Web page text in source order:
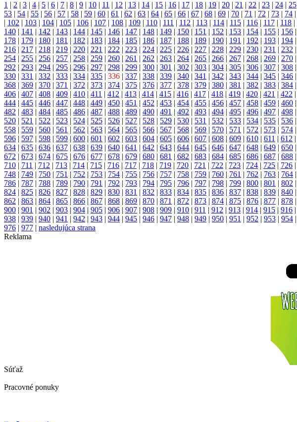
1 | 2 | 3 | 4 | 5 | 6 | 7 | 8 | 9 | 10 | 11 | 12 | 13 | 14 | 15 | 16 | 17 | 18 | 19 | 20 | 21 | 22 | 23 | 24 | 25
53 | 54 | 55 | 56 | 57 | 58 | 59 | 60 | 61 | 62 | 63 | 64 | 65 | 66 | 67 | 68 | 69 | 70 | 71 | 72 | 73 | 74 |
| 102 | 103 | 104 | 105 | 106 | 107 | 108 | 109 | 110 | 111 | 112 | 113 | 114 | 115 | 116 | 117 | 118 |
140 | 141 | 142 | 143 | 144 | 145 | 146 | 147 | 148 | 149 | 150 | 151 | 152 | 153 | 154 | 155 | 156 |
178 | 179 | 180 | 181 | 182 | 183 | 184 | 185 | 186 | 187 | 188 | 189 | 190 | 191 | 192 | 193 | 194 |
216 | 217 | 218 | 219 | 220 | 221 | 222 | 223 | 224 | 225 | 226 | 227 | 228 | 229 | 230 | 231 | 232 |
254 | 255 | 256 | 257 | 258 | 259 | 260 | 261 | 262 | 263 | 264 | 265 | 266 | 267 | 268 | 269 | 270 |
292 | 293 | 294 | 295 | 296 | 297 | 298 | 299 | 300 | 301 | 302 | 303 | 304 | 305 | 306 | 307 | 308 |
330 | 331 | 332 | 333 | 334 | 335 | 336 | 337 | 338 | 339 | 340 | 341 | 342 | 343 | 344 | 345 | 346 |
368 | 369 | 370 | 371 | 372 | 373 | 374 | 375 | 376 | 377 | 378 | 379 | 380 | 381 | 382 | 383 | 384 |
406 | 407 | 408 | 409 | 410 | 411 | 412 | 413 | 414 | 415 | 416 | 417 | 418 | 419 | 420 | 421 | 422 |
444 | 445 | 446 | 447 | 448 | 449 | 450 | 451 | 452 | 453 | 454 | 455 | 456 | 457 | 458 | 459 | 460 |
482 | 483 | 484 | 485 | 486 | 487 | 488 | 489 | 490 | 491 | 492 | 493 | 494 | 495 | 496 | 497 | 498 |
520 | 521 | 522 | 523 | 524 | 525 | 526 | 527 | 528 | 529 | 530 | 531 | 532 | 533 | 534 | 535 | 536 |
558 | 559 | 560 | 561 | 562 | 563 | 564 | 565 | 566 | 567 | 568 | 569 | 570 | 571 | 572 | 573 | 574 |
596 | 597 | 598 | 599 | 600 | 601 | 602 | 603 | 604 | 605 | 606 | 607 | 608 | 609 | 610 | 611 | 612 |
634 | 635 | 636 | 637 | 638 | 639 | 640 | 641 | 642 | 643 | 644 | 645 | 646 | 647 | 648 | 649 | 650 |
672 | 673 | 674 | 675 | 676 | 677 | 678 | 679 | 680 | 681 | 682 | 683 | 684 | 685 | 686 | 687 | 688 |
710 | 711 | 712 | 713 | 714 | 715 | 716 | 717 | 718 | 719 | 720 | 721 | 722 | 723 | 724 | 725 | 726 |
748 | 749 | 750 | 751 | 752 | 753 | 754 | 755 | 756 | 757 | 758 | 759 | 760 | 761 | 762 | 763 | 764 |
786 | 787 | 788 | 789 | 790 | 791 | 792 | 793 | 794 | 795 | 796 | 797 | 798 | 799 | 800 | 801 | 802 |
824 | 825 | 826 | 827 | 828 | 829 | 830 | 831 | 832 | 833 | 834 | 835 | 836 | 837 | 838 | 839 | 840 |
862 | 863 | 864 | 865 | 866 | 867 | 868 | 869 | 870 | 871 | 872 | 873 | 874 | 875 | 876 | 877 | 878 |
900 | 901 | 902 | 903 | 904 | 905 | 906 | 907 | 908 | 909 | 910 | 911 | 912 | 913 | 914 | 915 | 916 |
938 | 939 | 940 | 941 | 942 | 943 | 944 | 945 | 946 | 947 | 948 | 949 | 950 | 951 | 952 | 953 | 954 |
976 | 977 | nasledujúca strana
Reklama
Súťaž
Pracovné ponuky